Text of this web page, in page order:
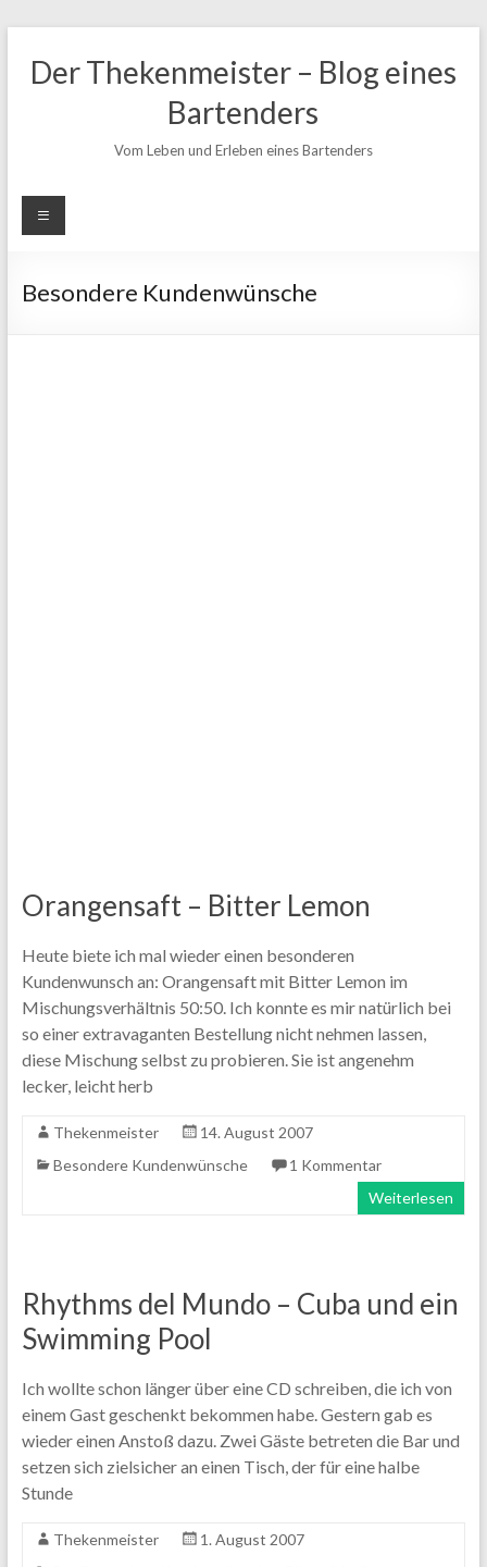
Inhalt
springen
Der Thekenmeister – Blog eines
Bartenders
Vom Leben und Erleben eines Bartenders
Besondere Kundenwünsche
Orangensaft – Bitter Lemon
Heute biete ich mal wieder einen besonderen
Kundenwunsch an: Orangensaft mit Bitter Lemon im
Mischungsverhältnis 50:50. Ich konnte es mir natürlich bei
so einer extravaganten Bestellung nicht nehmen lassen,
diese Mischung selbst zu probieren. Sie ist angenehm
lecker, leicht herb
Thekenmeister
14. August 2007
Besondere Kundenwünsche
1 Kommentar
Weiterlesen
Rhythms del Mundo – Cuba und ein
Swimming Pool
Ich wollte schon länger über eine CD schreiben, die ich von
einem Gast geschenkt bekommen habe. Gestern gab es
wieder einen Anstoß dazu. Zwei Gäste betreten die Bar und
setzen sich zielsicher an einen Tisch, der für eine halbe
Stunde
Thekenmeister
1. August 2007